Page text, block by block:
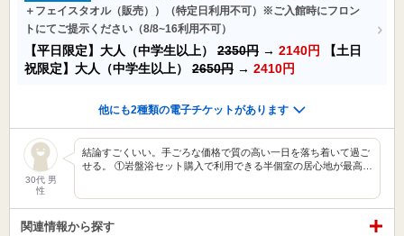
＋フェイスタオル（販売））（特定日利用不可）※ご入館時にフロン
トにてご提示ください（8/8~16利用不可）
【平日限定】大人（中学生以上） 2350円 → 2140円
【土日
祝限定】大人（中学生以上） 2650円 → 2410円
他にも2種類の電子チケットがあります
30代 男
性
結論すごくいい。手ごろな価格で質の高い一日を落ち着いて過ご
せる。 ①岩盤浴セット購入で利用できる半個室の居心地が最高…
関連情報から探す